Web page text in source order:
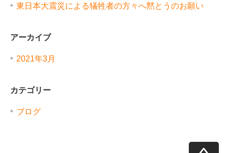
東日本大震災による犠牲者の方々へ黙とうのお願い
アーカイブ
2021年3月
カテゴリー
ブログ